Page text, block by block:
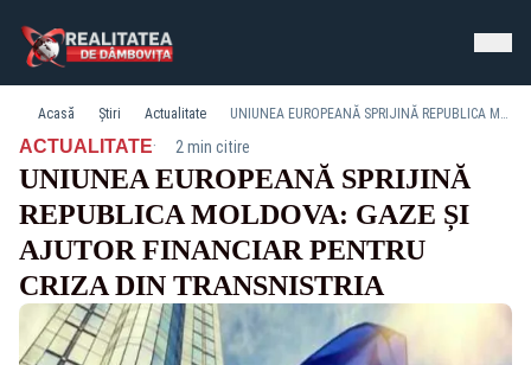
Acasă Știri Actualitate UNIUNEA EUROPEANĂ SPRIJINĂ REPUBLICA MOLDOVA: GAZE ȘI AJUTOR FINANCIAR PENTRU CRIZA DIN TRANSNISTRIA
ACTUALITATE· 2 min citire
UNIUNEA EUROPEANĂ SPRIJINĂ
REPUBLICA MOLDOVA: GAZE ȘI
AJUTOR FINANCIAR PENTRU
CRIZA DIN TRANSNISTRIA